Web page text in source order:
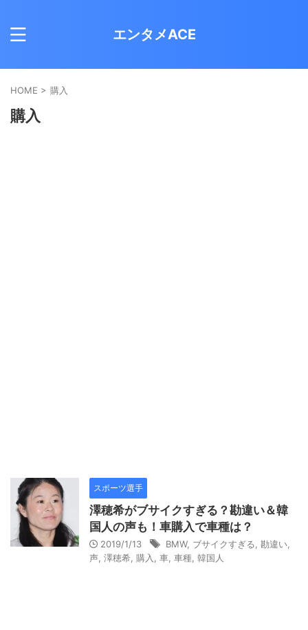
エンタメACE
HOME > 購入
購入
スポーツ選手
澤穂希がブサイクすぎる？勘違い＆韓
国人の声も！車購入で車種は？
2019/1/13 BMW, ブサイクすぎる 勘違い
声 澤穂希 購入 車 車種 韓国人